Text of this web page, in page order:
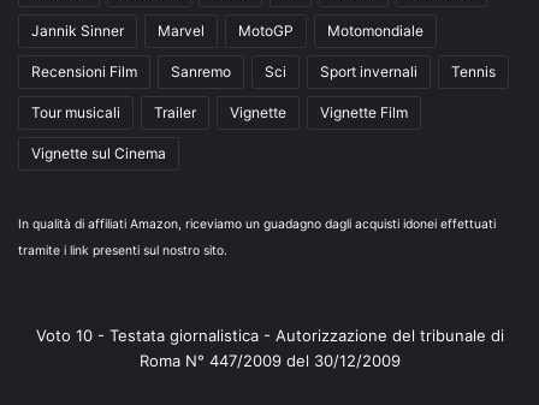
Jannik Sinner Marvel MotoGP Motomondiale
Recensioni Film Sanremo Sci Sport invernali Tennis
Tour musicali Trailer Vignette Vignette Film
Vignette sul Cinema
In qualità di affiliati Amazon, riceviamo un guadagno dagli acquisti idonei effettuati
tramite i link presenti sul nostro sito.
Voto 10 - Testata giornalistica - Autorizzazione del tribunale di
Roma N° 447/2009 del 30/12/2009